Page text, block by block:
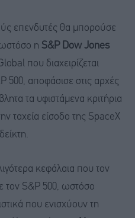
επενδυτές θα μπορούσε
η S&P Dow Jones
που διαχειρίζεται
500, αποφάσισε στις αρχές
τα υφιστάμενα κριτήρια
ταχεία είσοδο της SpaceX
κεφάλαια που τον
τον S&P 500, ωστόσο
που ενισχύουν τη